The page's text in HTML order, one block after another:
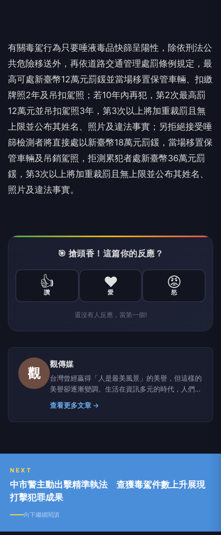
有關毒駕行為只要唾液毒品快篩呈陽性，除依刑法公
共危險移送外，再依道路交通管理處罰條例規定，最
高可處新臺幣12萬元罰鍰並當場移置保管車輛、扣繳
牌照2年及吊扣駕照；若10年內再犯，第2次最高罰
12萬元並吊扣駕照3年，第3次以上將加重裁罰且無
上限並公布其姓名、照片及違法事實；另拒絕接受唾
篩檢測者將直接處以新臺幣18萬元罰鍰，當場移置保
管車輛及吊銷駕照，拒測累犯者處新臺幣36萬元罰
鍰，第3次以上將加重裁罰且無上限並公布其姓名、
照片及違法事實。
🎯 搶頭香！這篇你的反應？
👍
讚
❤️
愛
😡
怒
還沒有人反應，當第一個!
觀
觀傳媒
台灣曾經贏得「人是最美風景」的美譽，但這樣的
美譽卻逐漸變調。生活在資訊多元的時代，人們經
常面臨真假莫辨、是非難分的窘境，因此，獲取正
確訊息，藉以判斷萬事萬物，已是現代人的基本需
求。 媒體的重要功能之一就是「守望」，「觀傳
量。 「觀傳媒」以善念關心生活、關懷社會、關
查看更多文章 →
NEXT
中市警主動出擊精準執法 查獲毒駕件數上升展現
打擊犯罪成果
向下繼續閱讀